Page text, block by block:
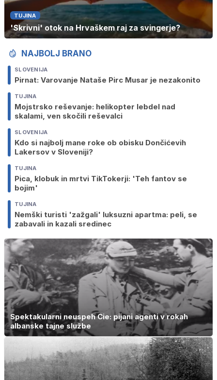
TUJINA
'Skrivni' otok na Hrvaškem raj za svingerje?
NAJBOLJ BRANO
SLOVENIJA
Pirnat: Varovanje Nataše Pirc Musar je nezakonito
TUJINA
Mojstrsko reševanje: helikopter lebdel nad
skalami, ven skočili reševalci
SLOVENIJA
Kdo si najbolj mane roke ob obisku Dončićevih
Lakersov v Sloveniji?
TUJINA
Pica, klobuk in mrtvi TikTokerji: 'Teh fantov se
bojim'
TUJINA
Nemški turisti 'zažgali' luksuzni apartma: peli, se
zabavali in kazali sredinec
Spektakularni neuspeh Cie: pijani agenti v rokah
albanske tajne službe